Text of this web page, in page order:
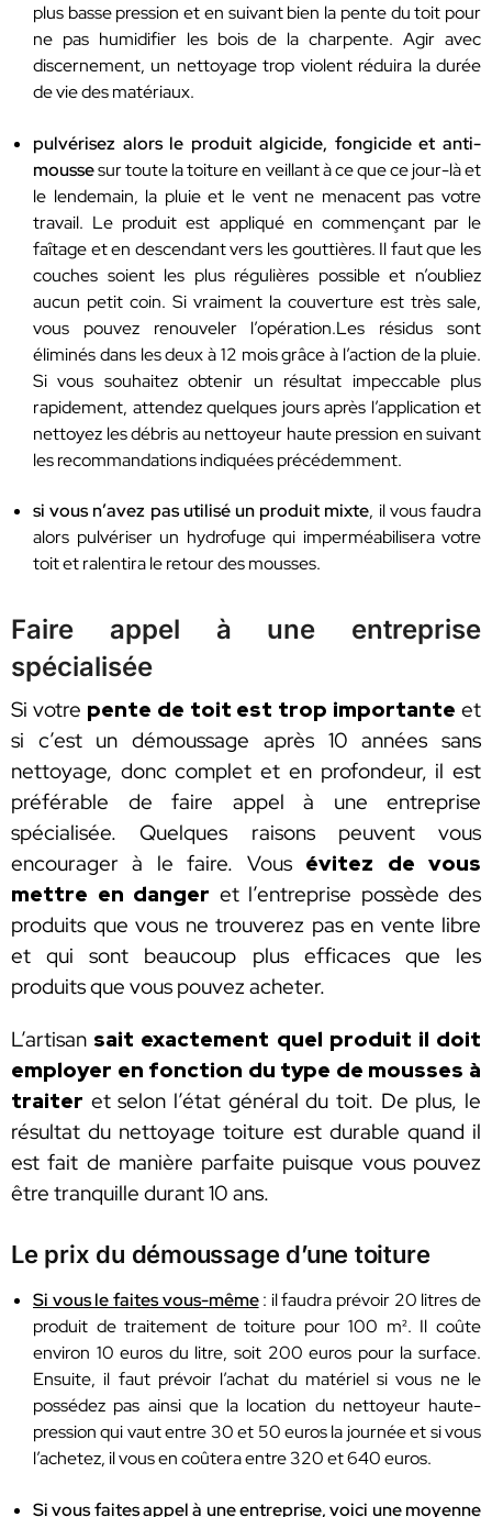
plus basse pression et en suivant bien la pente du toit pour
ne pas humidifier les bois de la charpente. Agir avec
discernement, un nettoyage trop violent réduira la durée
de vie des matériaux.
pulvérisez alors le produit algicide, fongicide et anti-
moussesur toute la toiture en veillant à ce que ce jour-là et
le lendemain, la pluie et le vent ne menacent pas votre
travail. Le produit est appliqué en commençant par le
faîtage et en descendant vers les gouttières. Il faut que les
couches soient les plus régulières possible et n’oubliez
aucun petit coin. Si vraiment la couverture est très sale,
vous pouvez renouveler l’opération.Les résidus sont
éliminés dans les deux à 12 mois grâce à l’action de la pluie.
Si vous souhaitez obtenir un résultat impeccable plus
rapidement, attendez quelques jours après l’application et
nettoyez les débris au nettoyeur haute pression en suivant
les recommandations indiquées précédemment.
si vous n’avez pas utilisé un produit mixte, il vous faudra
alors pulvériser un hydrofuge qui imperméabilisera votre
toit et ralentira le retour des mousses.
Faire appel à une entreprise
spécialisée
Si votre pente de toit est trop importante et
si c’est un démoussage après 10 années sans
nettoyage, donc complet et en profondeur, il est
préférable de faire appel à une entreprise
spécialisée. Quelques raisons peuvent vous
encourager à le faire. Vous évitez de vous
mettre en danger et l’entreprise possède des
produits que vous ne trouverez pas en vente libre
et qui sont beaucoup plus efficaces que les
produits que vous pouvez acheter.
L’artisan sait exactement quel produit il doit
employer en fonction du type de mousses à
traiter et selon l’état général du toit. De plus, le
résultat du nettoyage toiture est durable quand il
est fait de manière parfaite puisque vous pouvez
être tranquille durant 10 ans.
Le prix du démoussage d’une toiture
Si vous le faites vous-même: il faudra prévoir 20 litres de
produit de traitement de toiture pour 100 m². Il coûte
environ 10 euros du litre, soit 200 euros pour la surface.
Ensuite, il faut prévoir l’achat du matériel si vous ne le
possédez pas ainsi que la location du nettoyeur haute-
pression qui vaut entre 30 et 50 euros la journée et si vous
l’achetez, il vous en coûtera entre 320 et 640 euros.
Si vous faites appel à une entreprise, voici une moyenne